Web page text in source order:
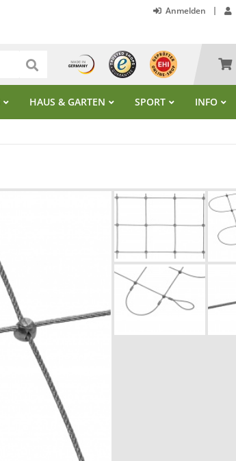
Anmelden
HAUS & GARTEN SPORT INFO